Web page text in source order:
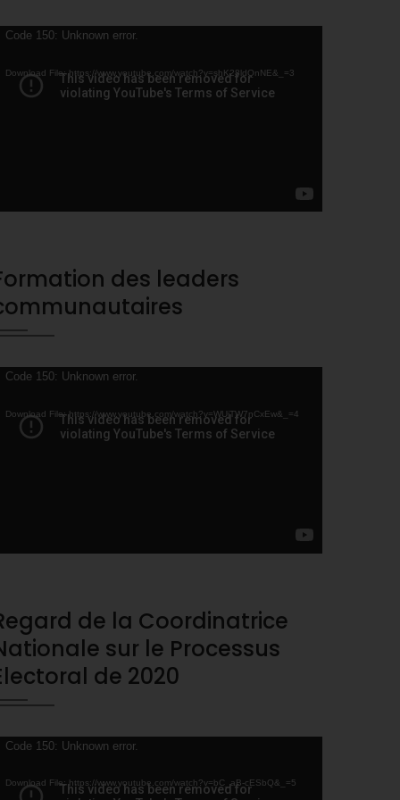
Video
Code 150: Unknown error.
Download File: https://www.youtube.com/watch?v=shK28ldQnNE&_=3
des leaders
Video
Code 150: Unknown error.
Download File: https://www.youtube.com/watch?v=WUjTW7nCxEw&_=4
de la Coordinatrice
sur le Processus
de 2020
Video
Code 150: Unknown error.
Download File: https://www.youtube.com/watch?v=bC_aB-cESbQ&_=5